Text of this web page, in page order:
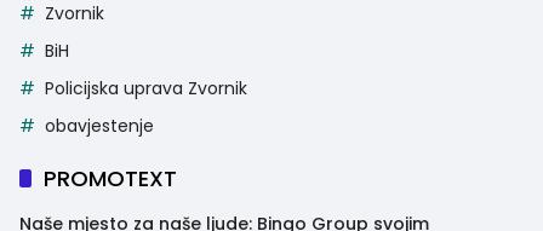
Zvornik
BiH
Policijska uprava Zvornik
obavjestenje
PROMOTEXT
Naše mjesto za naše ljude: Bingo Group svojim